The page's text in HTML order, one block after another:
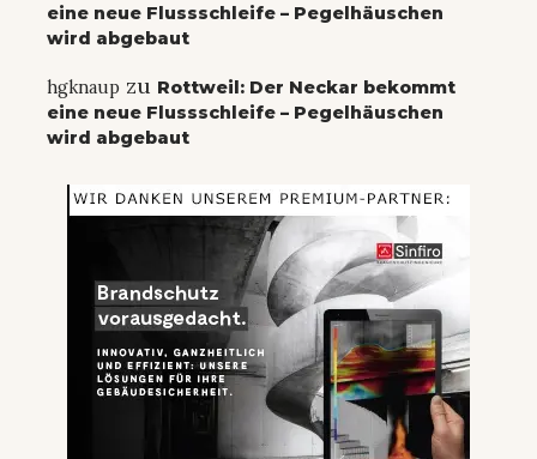
eine neue Flussschleife – Pegelhäuschen
wird abgebaut
hgknaup zu Rottweil: Der Neckar bekommt
eine neue Flussschleife – Pegelhäuschen
wird abgebaut